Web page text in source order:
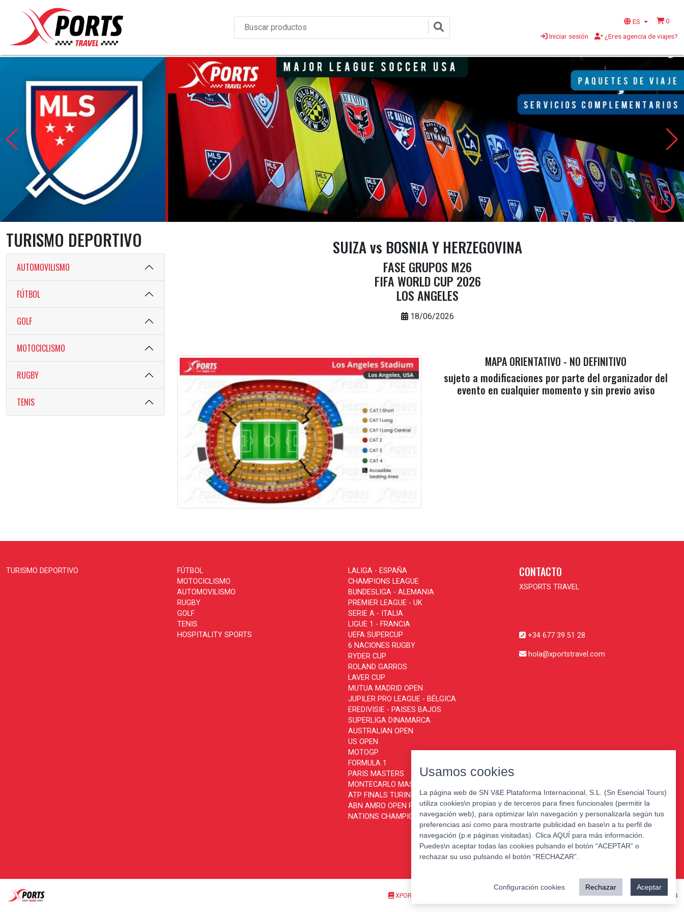
ES
0
Iniciar sesión
¿Eres agencia de viajes?
1s
TURISMO DEPORTIVO
AUTOMOVILISMO
FÚTBOL
GOLF
MOTOCICLISMO
RUGBY
TENIS
SUIZA vs BOSNIA Y HERZEGOVINA
FASE GRUPOS M26
FIFA WORLD CUP 2026
LOS ANGELES
18/06/2026
MAPA ORIENTATIVO - NO DEFINITIVO
sujeto a modificaciones por parte del organizador del
evento en cualquier momento y sin previo aviso
TURISMO DEPORTIVO
FÚTBOL
MOTOCICLISMO
AUTOMOVILISMO
RUGBY
GOLF
TENIS
HOSPITALITY SPORTS
LALIGA - ESPAÑA
CHAMPIONS LEAGUE
BUNDESLIGA - ALEMANIA
PREMIER LEAGUE - UK
SERIE A - ITALIA
LIGUE 1 - FRANCIA
UEFA SUPERCUP
6 NACIONES RUGBY
RYDER CUP
ROLAND GARROS
LAVER CUP
MUTUA MADRID OPEN
JUPILER PRO LEAGUE - BÉLGICA
EREDIVISIE - PAISES BAJOS
SUPERLIGA DINAMARCA
AUSTRALIAN OPEN
US OPEN
MOTOGP
FORMULA 1
PARIS MASTERS
MONTECARLO MASTERS
ATP FINALS TURIN
ABN AMRO OPEN ROTTERDAM
NATIONS CHAMPIONSHIP
CONTACTO
XSPORTS TRAVEL
+34 677 39 51 28
hola@xportstravel.com
XPORTS TRAVEL Política de privacidad © XPORTS TRAVEL 2026. Todos los derechos reservados
Usamos cookies
La página web de SN V&E Plataforma Internacional, S.L. (Sn Esencial Tours)
utiliza cookies\n propias y de terceros para fines funcionales (permitir la
navegación web), para optimizar la\n navegación y personalizarla según tus
preferencias así como para mostrarte publicidad en base\n a tu perfil de
navegación (p.e páginas visitadas). Clica AQUÍ para más información.
Puedes\n aceptar todas las cookies pulsando el botón “ACEPTAR” o
rechazar su uso pulsando el botón “RECHAZAR”.
Configuración cookies Rechazar Aceptar